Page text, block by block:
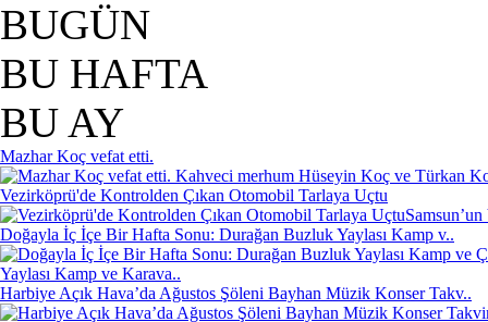
BUGÜN
BU HAFTA
BU AY
Mazhar Koç vefat etti.
Kahveci merhum Hüseyin Koç ve Türkan
Vezirköprü'de Kontrolden Çıkan Otomobil Tarlaya Uçtu
Doğayla İç İçe Bir Hafta Sonu: Durağan Buzluk Yaylası Kamp v..
Yaylası Kamp ve Karava..
Harbiye Açık Hava’da Ağustos Şöleni Bayhan Müzik Konser Takv..